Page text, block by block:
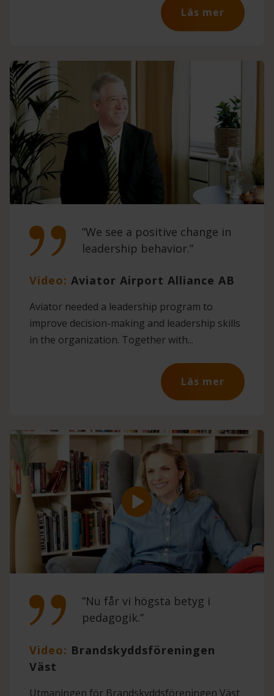
Läs mer
”We see a positive change in
leadership behavior.”
Video: Aviator Airport Alliance AB
Aviator needed a leadership program to
improve decision-making and leadership skills
in the organization. Together with...
Läs mer
”Nu får vi högsta betyg i
pedagogik.”
Video: Brandskyddsföreningen
Väst
Utmaningen för Brandskyddsföreningen Väst